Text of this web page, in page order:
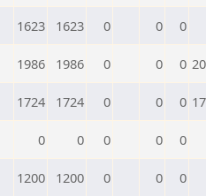
1623 1623 0 0 0
1986 1986 0 0 0
1724 1724 0 0 0
0 0 0 0 0
1200 1200 0 0 0